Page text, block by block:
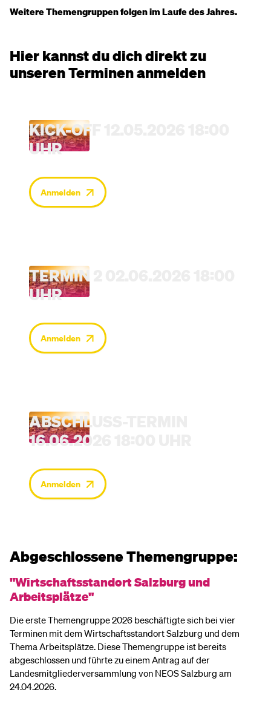
Weitere Themengruppen folgen im Laufe des Jahres.
Hier kannst du dich direkt zu
unseren Terminen anmelden
KICK-OFF 12.05.2026 18:00
UHR
Anmelden
TERMIN 2 02.06.2026 18:00
UHR
Anmelden
ABSCHLUSS-TERMIN
16.06.2026 18:00 UHR
Anmelden
Abgeschlossene Themengruppe:
"Wirtschaftsstandort Salzburg und
Arbeitsplätze"
Die erste Themengruppe 2026 beschäftigte sich bei vier
Terminen mit dem Wirtschaftsstandort Salzburg und dem
Thema Arbeitsplätze. Diese Themengruppe ist bereits
abgeschlossen und führte zu einem Antrag auf der
Landesmitgliederversammlung von NEOS Salzburg am
24.04.2026.